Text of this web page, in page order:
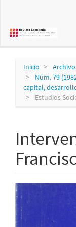
principal
Inicio
Núm. 79
capital,
Estudios
Barra
lateral